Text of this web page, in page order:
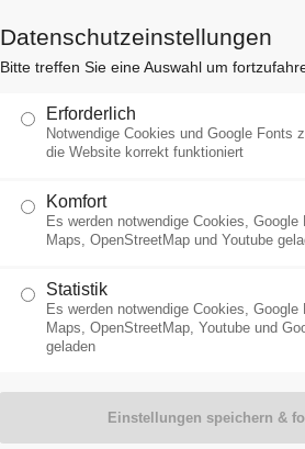
Startseite
Datenschutzeinstellungen
Bitte treffen Sie eine Auswahl um
Erforderlich
Notwendige Cookies und Google Fonts
die Website korrekt funktioniert
Komfort
Es werden notwendige Cookies, Google
Maps, OpenStreetMap und Youtube
Statistik
Es werden notwendige Cookies, Google
Maps, OpenStreetMap, Youtube und
geladen